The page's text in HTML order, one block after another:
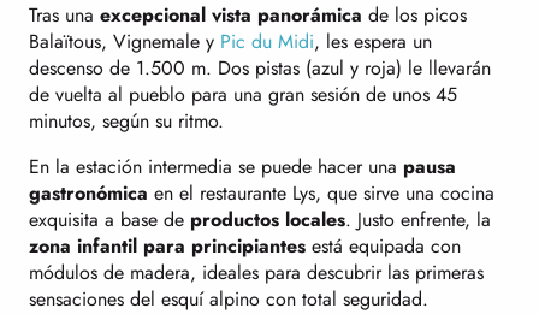
Tras una excepcional vista panorámica de los picos
Balaïtous, Vignemale y Pic du Midi, les espera un
descenso de 1.500 m. Dos pistas (azul y roja) le llevarán
de vuelta al pueblo para una gran sesión de unos 45
minutos, según su ritmo.
En la estación intermedia se puede hacer una pausa
gastronómica en el restaurante Lys, que sirve una cocina
exquisita a base de productos locales. Justo enfrente, la
zona infantil para principiantes está equipada con
módulos de madera, ideales para descubrir las primeras
sensaciones del esquí alpino con total seguridad.